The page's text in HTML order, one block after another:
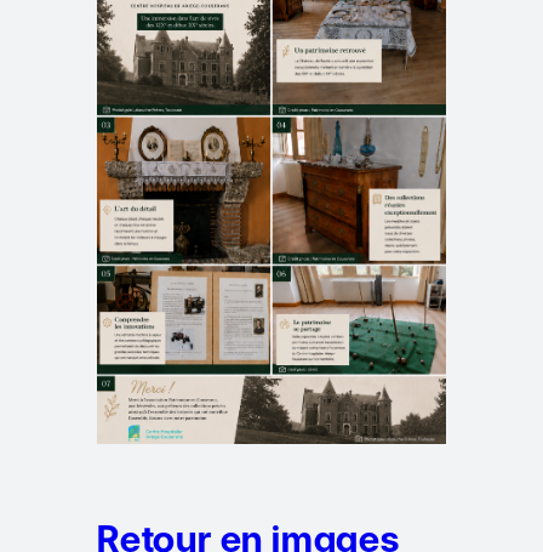
Retour en images